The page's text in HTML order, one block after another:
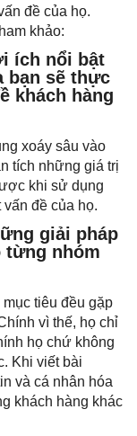
đề của họ.
khảo:
ích nổi bật
bạn sẽ thực
khách hàng
xoáy sâu vào
tích những giá trị
khi sử dụng
đề của họ.
giải pháp
từng nhóm
tiêu đều gặp
vì thế, họ chỉ
họ chứ không
Khi viết bài
và cá nhân hóa
khách hàng khác